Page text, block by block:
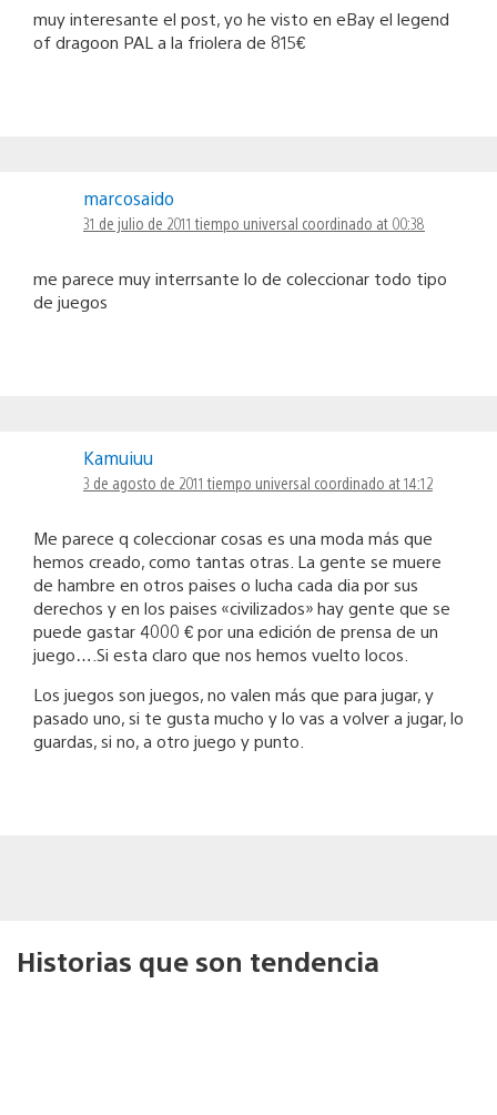
muy interesante el post, yo he visto en eBay el legend
of dragoon PAL a la friolera de 815€
marcosaido
31 de julio de 2011 tiempo universal coordinado at 00:38
me parece muy interrsante lo de coleccionar todo tipo
de juegos
Kamuiuu
3 de agosto de 2011 tiempo universal coordinado at 14:12
Me parece q coleccionar cosas es una moda más que
hemos creado, como tantas otras. La gente se muere
de hambre en otros paises o lucha cada dia por sus
derechos y en los paises «civilizados» hay gente que se
puede gastar 4000 € por una edición de prensa de un
juego….Si esta claro que nos hemos vuelto locos.
Los juegos son juegos, no valen más que para jugar, y
pasado uno, si te gusta mucho y lo vas a volver a jugar, lo
guardas, si no, a otro juego y punto.
Historias que son tendencia